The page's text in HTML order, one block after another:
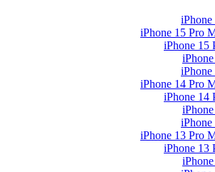
iPhone 15
iPhone
iPhone 14
iPhone
iPhone 13
iPhone